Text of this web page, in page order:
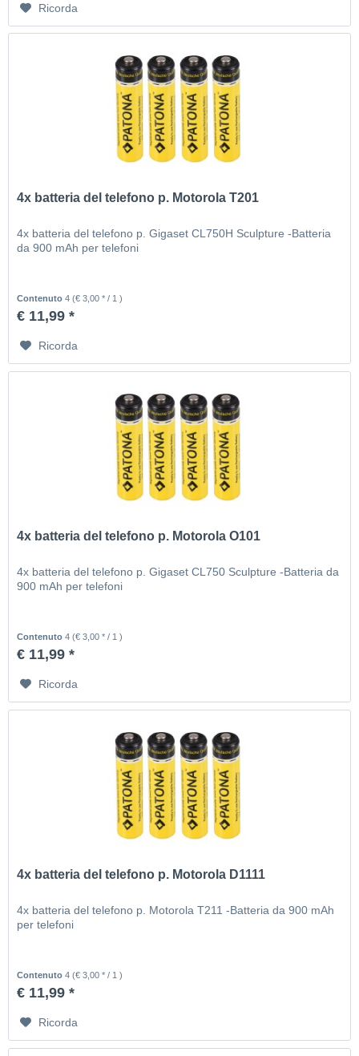
Ricorda
4x batteria del telefono p. Motorola T201
4x batteria del telefono p. Gigaset CL750H Sculpture -Batteria
da 900 mAh per telefoni
Contenuto4(€ 3,00 * / 1 )
€ 11,99 *
Ricorda
4x batteria del telefono p. Motorola O101
4x batteria del telefono p. Gigaset CL750 Sculpture -Batteria da
900 mAh per telefoni
Contenuto4(€ 3,00 * / 1 )
€ 11,99 *
Ricorda
4x batteria del telefono p. Motorola D1111
4x batteria del telefono p. Motorola T211 -Batteria da 900 mAh
per telefoni
Contenuto4(€ 3,00 * / 1 )
€ 11,99 *
Ricorda